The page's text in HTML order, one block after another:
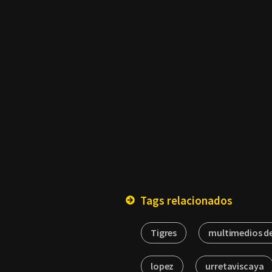
Tags relacionados
Tigres multimedios
lopez urretaviscaya